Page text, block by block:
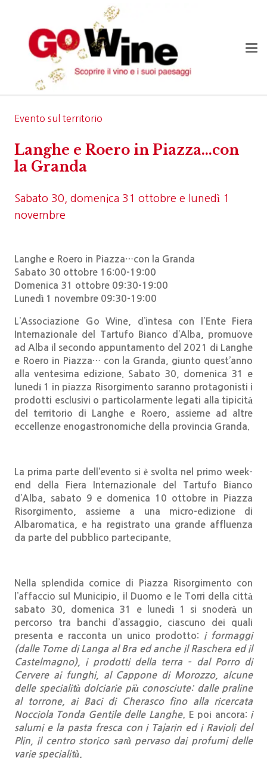
Evento sul territorio
Langhe e Roero in Piazza...con
la Granda
Sabato 30, domenica 31 ottobre e lunedì 1
novembre
Langhe e Roero in Piazza…con la Granda
Sabato 30 ottobre 16:00-19:00
Domenica 31 ottobre 09:30-19:00
Lunedì 1 novembre 09:30-19:00
L’Associazione Go Wine, d’intesa con l’Ente Fiera
Internazionale del Tartufo Bianco d’Alba, promuove
ad Alba il secondo appuntamento del 2021 di Langhe
e Roero in Piazza… con la Granda , giunto quest’anno
alla ventesima edizione. Sabato 30, domenica 31 e
lunedì 1 in piazza Risorgimento saranno protagonisti i
prodotti esclusivi o particolarmente legati alla tipicità
del territorio di Langhe e Roero, assieme ad altre
eccellenze enogastronomiche della provincia Granda.
La prima parte dell’evento si è svolta nel primo week-
end della Fiera Internazionale del Tartufo Bianco
d’Alba, sabato 9 e domenica 10 ottobre in Piazza
Risorgimento, assieme a una micro-edizione di
Albaromatica, e ha registrato una grande affluenza
da parte del pubblico partecipante.
Nella splendida cornice di Piazza Risorgimento con
l’affaccio sul Municipio, il Duomo e le Torri della città
sabato 30, domenica 31 e lunedì 1 si snoderà un
percorso tra banchi d’assaggio, ciascuno dei quali
presenta e racconta un unico prodotto: i formaggi
(dalle Tome di Langa al Bra ed anche il Raschera ed il
Castelmagno), i prodotti della terra – dal Porro di
Cervere ai funghi, al Cappone di Morozzo, alcune
delle specialità dolciarie più conosciute: dalle praline
al torrone, ai Baci di Cherasco fino alla ricercata
Nocciola Tonda Gentile delle Langhe. E poi ancora: i
salumi e la pasta fresca con i Tajarin ed i Ravioli del
Plin, il centro storico sarà pervaso dai profumi delle
varie specialità.